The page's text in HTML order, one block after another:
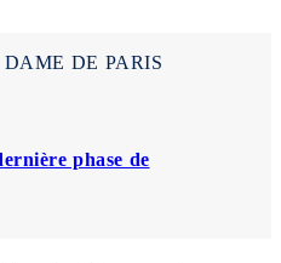
phase de